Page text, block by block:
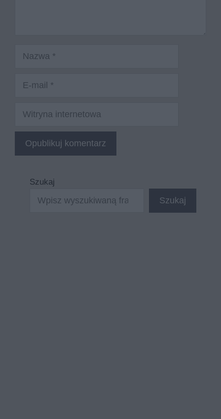
Nazwa
Witryna
Szukaj
Szukaj